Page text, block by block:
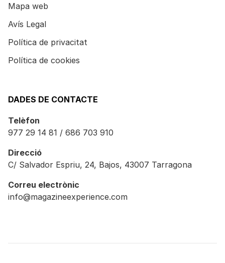
Mapa web
Avís Legal
Política de privacitat
Política de cookies
DADES DE CONTACTE
Telèfon
977 29 14 81 / 686 703 910
Direcció
C/ Salvador Espriu, 24, Bajos, 43007 Tarragona
Correu electrònic
info@magazineexperience.com